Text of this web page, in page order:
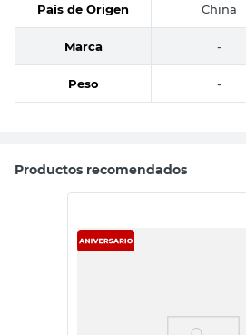
País de Origen China
Marca -
Peso -
Productos recomendados